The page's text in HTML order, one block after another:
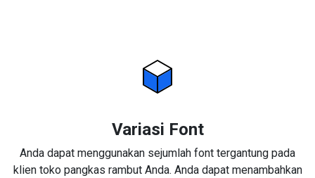
Variasi Font
Anda dapat menggunakan sejumlah font tergantung pada
klien toko pangkas rambut Anda. Anda dapat menambahkan